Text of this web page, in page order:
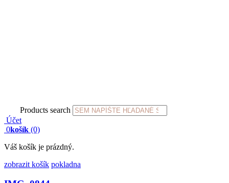
Products search
Účet
0košík (0)
Váš košík je prázdný.
zobrazit košík pokladna